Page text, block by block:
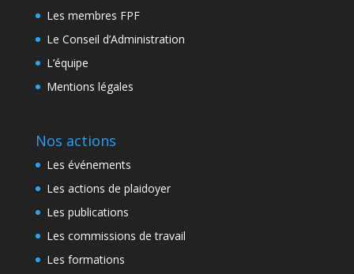
Les membres FPF
Le Conseil d’Administration
L’équipe
Mentions légales
Nos actions
Les événements
Les actions de plaidoyer
Les publications
Les commissions de travail
Les formations